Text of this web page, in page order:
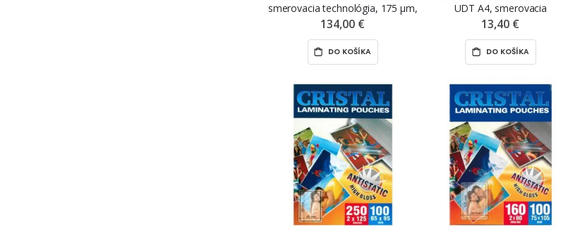
smerovacia technológia, 175 µm,
100 ks
134,00 €
DO KOŠÍKA
UDT A4, smerovacia
technológia, 80 mikrónov, lesklé,
13,40 €
DO KOŠÍKA